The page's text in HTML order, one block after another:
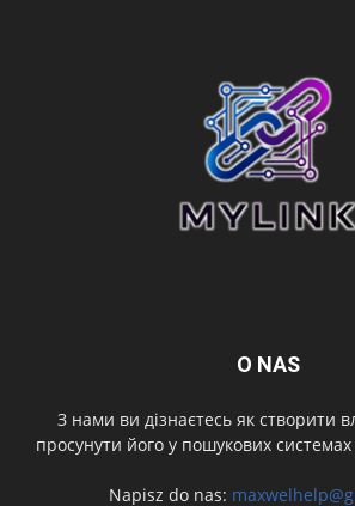
O NAS
З нами ви дізнаєтесь як створити
просунути його у пошукових
Napisz do nas: